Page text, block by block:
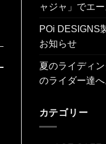
ャジャ」でエー
POi DESIGNS
お知らせ
夏のライディ
のライダー達へ
カテゴリー